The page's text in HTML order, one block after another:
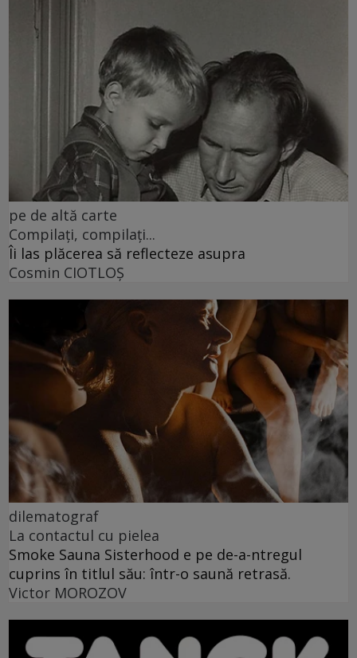
pe de altă carte
Compilați, compilați...
Îi las plăcerea să reflecteze asupra
Cosmin CIOTLOŞ
dilematograf
La contactul cu pielea
Smoke Sauna Sisterhood e pe de-a-ntregul
cuprins în titlul său: într-o saună retrasă.
Victor MOROZOV